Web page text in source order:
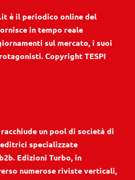
è il periodico online del
in tempo reale
sul mercato, i suoi
Copyright TESPI
un pool di società di
specializzate
Edizioni Turbo, in
numerose riviste verticali,